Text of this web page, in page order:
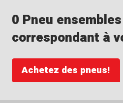
0 Pneu ensembles
correspondant à
Achetez des pneus!